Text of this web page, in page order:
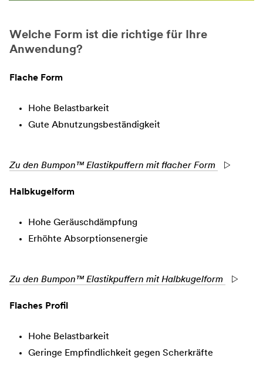
Welche Form ist die richtige für Ihre
Anwendung?
Flache Form
Hohe Belastbarkeit
Gute Abnutzungsbeständigkeit
Zu den Bumpon™ Elastikpuffern mit flacher Form
Halbkugelform
Hohe Geräuschdämpfung
Erhöhte Absorptionsenergie
Zu den Bumpon™ Elastikpuffern mit Halbkugelform
Flaches Profil
Hohe Belastbarkeit
Geringe Empfindlichkeit gegen Scherkräfte